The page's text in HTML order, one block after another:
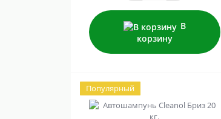
В
корзину
Популярный